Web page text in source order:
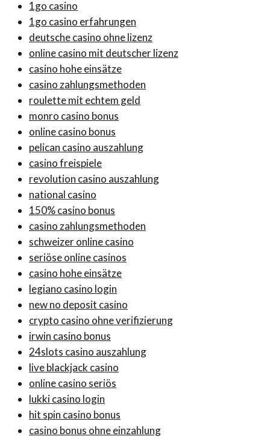
1go casino
1go casino erfahrungen
deutsche casino ohne lizenz
online casino mit deutscher lizenz
casino hohe einsätze
casino zahlungsmethoden
roulette mit echtem geld
monro casino bonus
online casino bonus
pelican casino auszahlung
casino freispiele
revolution casino auszahlung
national casino
150% casino bonus
casino zahlungsmethoden
schweizer online casino
seriöse online casinos
casino hohe einsätze
legiano casino login
new no deposit casino
crypto casino ohne verifizierung
irwin casino bonus
24slots casino auszahlung
live blackjack casino
online casino seriös
lukki casino login
hit spin casino bonus
casino bonus ohne einzahlung